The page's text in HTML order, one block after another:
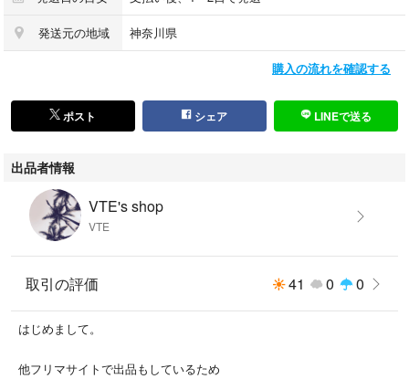
発送元の地域 神奈川県
購入の流れを確認する
ポスト シェア LINEで送る
出品者情報
VTE's shop
VTE
取引の評価 41 0 0
はじめまして。
他フリマサイトで出品もしているため